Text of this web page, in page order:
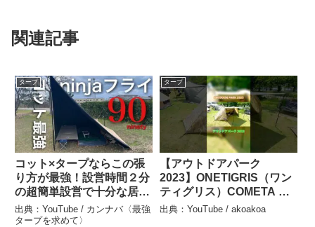
関連記事
タープ
コット×タープならこの張
り方が最強！設営時間２分
の超簡単設営で十分な居住
空間を作るタープテントの
設営方法とレビュー – カン
出典：YouTube / カンナバ〈最強
タープを求めて〉
タープ
【アウトドアパーク
2023】ONETIGRIS（ワン
ティグリス）COMETA キ
ャンプテント 参考出品の
出典：YouTube / akoakoa